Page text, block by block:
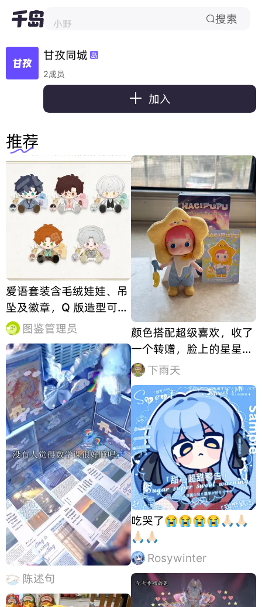
小野 搜索
甘孜同城 岛
2成员
 加入
推荐
爱语套装含毛绒娃娃、吊
坠及徽章，Q 版造型可
爱。💬搭配痛包挂饰效果
如何？
图鉴管理员
陈述句
颜色搭配超级喜欢，收了
一个转赠，脸上的星星不
怎么明显，没有鸭鸭的小
花好看，也不用换衣服，
这样就很好看
下雨天
吃哭了😭😭😭😭🙏🏻🙏🏻
🙏🏻🙏🏻
Rosywinter